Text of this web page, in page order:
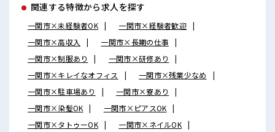
関連する特徴から求人を探す
一関市×未経験者OK
一関市×経験者歓迎
一関市×高収入
一関市×長期の仕事
一関市×制服あり
一関市×研修あり
一関市×キレイなオフィス
一関市×残業少なめ
一関市×駐車場あり
一関市×寮あり
一関市×染髪OK
一関市×ピアスOK
一関市×タトゥーOK
一関市×ネイルOK